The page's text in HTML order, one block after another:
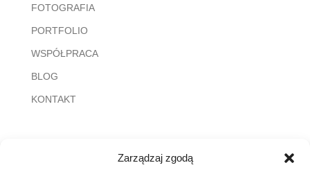
Zarządzaj zgodą
FOTOGRAFIA
PORTFOLIO
WSPÓŁPRACA
BLOG
KONTAKT